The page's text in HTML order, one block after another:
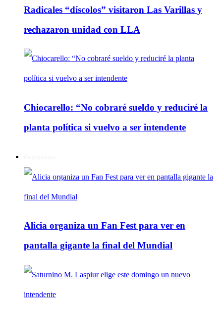
Radicales “díscolos” visitaron Las Varillas y
rechazaron unidad con LLA
Chiocarello: “No cobraré sueldo y reduciré la
planta política si vuelvo a ser intendente
Alicia organiza un Fan Fest para ver en
pantalla gigante la final del Mundial